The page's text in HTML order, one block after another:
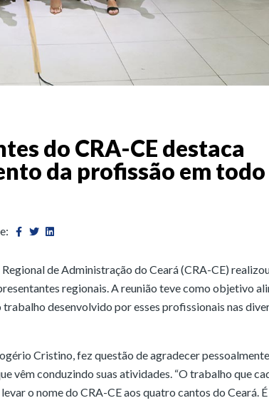
do CRA-CE destaca
da profissão em todo
de Administração do Ceará (CRA-CE)
regionais. A reunião teve como objetivo
desenvolvido por esses profissionais nas
Cristino, fez questão de agradecer
vêm conduzindo suas atividades. “O trabalho que
o nome do CRA-CE aos quatro cantos do Ceará.